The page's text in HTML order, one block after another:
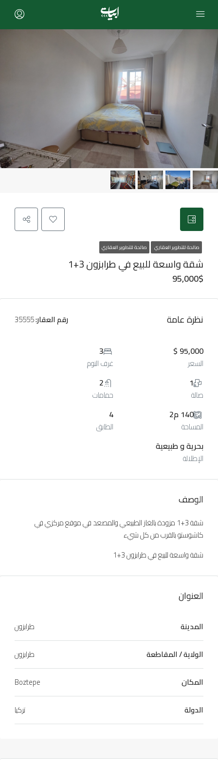
صالحة للتطوير العقاري صالحة للتطوير العقاري
شقة واسعة للبيع في طرابزون 3+1
95,000$
نظرة عامة رقم العقار:
95,000 $
السعر
3
غرف النوم
1
صالة
2
حمامات
140 م2
المساحة
4
الطابق
بحرية و طبيعية
الإطلالة
الوصف
شقة 3+1 مزودة بالغاز الطبيعي والمصعد في موقع مركزي في
كاشوستو بالقرب من كل شيء
شقة واسعة للبيع في طرابزون 3+1
العنوان
المدينة
طرابزون
الولاية / المقاطعة
طرابزون
المكان
Boztepe
الدولة
تركيا